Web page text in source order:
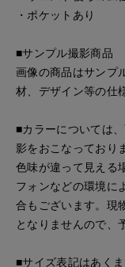
・ポケットあり
■サンプル撮影商品
画像の商品はサンプ
材、デザイン等の仕
■カラーについては
影をおこなっており
色味が違って見える
フォンなどの環境に
合もございます。現
となりませんので、
■サイズ表記はあく